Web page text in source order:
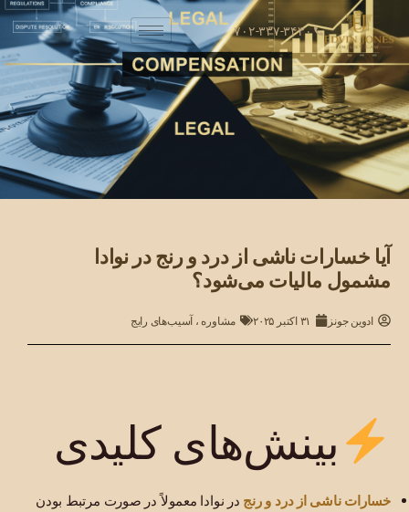
۷۰۲-۳۳۷-۳۴۳۰
آیا خسارات ناشی از درد و رنج در نوادا
مشمول مالیات می‌شود؟
ادوین جونز ۳۱ اکتبر ۲۰۲۵ مشاوره ،آسیب‌های رایج
بینش‌های کلیدی
خسارات ناشی از درد و رنج در نوادا معمولاً در صورت مرتبط بودن